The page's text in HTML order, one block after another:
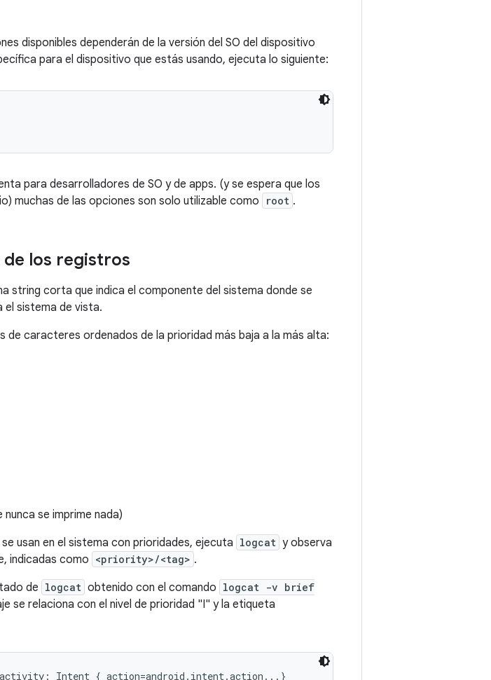
disponibles dependerán de la versión del SO del dispositivo
para el dispositivo que estás usando, ejecuta lo siguiente:
para desarrolladores de SO y de apps. (y se espera que los
muchas de las opciones son solo utilizable como
root .
los registros
string corta que indica el componente del sistema donde se
el sistema de vista.
de caracteres ordenados de la prioridad más baja a la más alta:
se imprime nada)
usan en el sistema con prioridades, ejecuta logcat y observa
indicadas como <priority>/<tag> .
de logcat obtenido con el comando logcat -v brief
se relaciona con el nivel de prioridad "I" y la etiqueta